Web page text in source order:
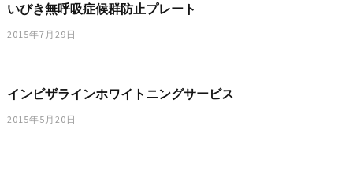
いびき無呼吸症候群防止プレート
2015年7月29日
インビザラインホワイトニングサービス
2015年5月20日